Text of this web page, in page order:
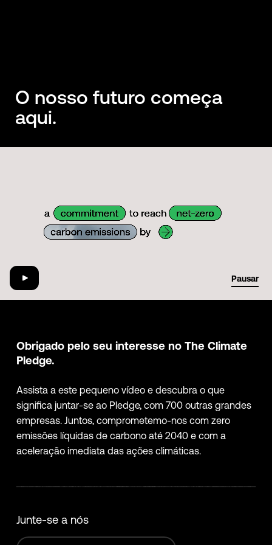
O nosso futuro começa
aqui.
Pausar
Obrigado pelo seu interesse no The Climate
Pledge.
Assista a este pequeno vídeo e descubra o que
significa juntar-se ao Pledge, com 700 outras grandes
empresas. Juntos, comprometemo-nos com zero
emissões líquidas de carbono até 2040 e com a
aceleração imediata das ações climáticas.
Junte-se a nós